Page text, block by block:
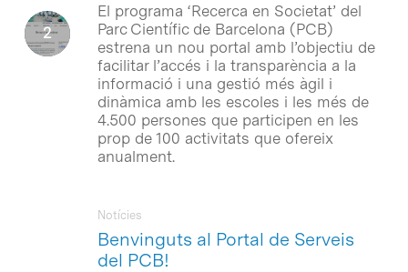
El programa ‘Recerca en Societat’ del
Parc Científic de Barcelona (PCB)
estrena un nou portal amb l’objectiu de
facilitar l’accés i la transparència a la
informació i una gestió més àgil i
dinàmica amb les escoles i les més de
4.500 persones que participen en les
prop de 100 activitats que ofereix
anualment.
Benvinguts al Portal de Serveis
del PCB!
Notícies